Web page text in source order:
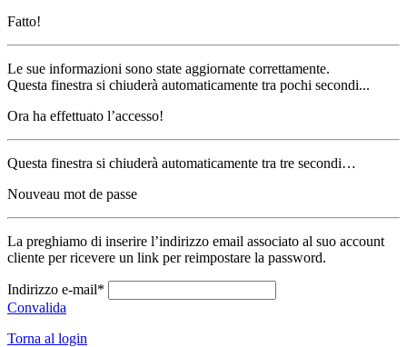
Fatto!
Le sue informazioni sono state aggiornate correttamente.
Questa finestra si chiuderà automaticamente tra pochi secondi...
Ora ha effettuato l’accesso!
Questa finestra si chiuderà automaticamente tra tre secondi…
Nouveau mot de passe
La preghiamo di inserire l’indirizzo email associato al suo account
cliente per ricevere un link per reimpostare la password.
Indirizzo e-mail*
Convalida
Torna al login